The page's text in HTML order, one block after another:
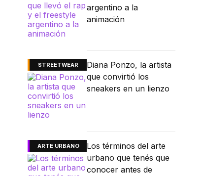
argentino a la
animación
STREETWEAR
Diana Ponzo, la artista
que convirtió los
sneakers en un lienzo
ARTE URBANO
Los términos del arte
urbano que tenés que
conocer antes de